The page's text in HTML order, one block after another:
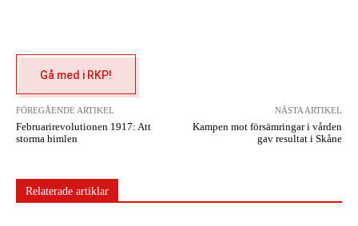
Gå med i RKP!
FÖREGÅENDE ARTIKEL
Februarirevolutionen 1917: Att
storma himlen
NÄSTA ARTIKEL
Kampen mot försämringar i vården
gav resultat i Skåne
Relaterade artiklar